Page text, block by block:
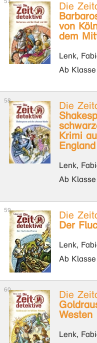
Die
von
dem
Lenk,
Ab
Die
Krimi
England
Lenk,
Ab
Die
Der
Lenk,
Ab
Die
Westen
Lenk,